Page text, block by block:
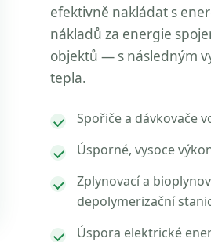
efektivně nakládat s
nákladů za energie
objektů — s následným
tepla.
Spořiče a dávkovače
Úsporné, vysoce
Zplynovací a
depolymerizační
Úspora elektrické